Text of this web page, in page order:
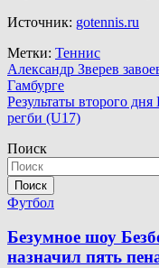
Источник: gotennis.ru
Метки: Теннис
Навигация
по
записям
Александр Зверев
Гамбурге
Результаты второго
регби (U17)
Поиск
Поиск
Футбол
Безумное шоу
назначил пять